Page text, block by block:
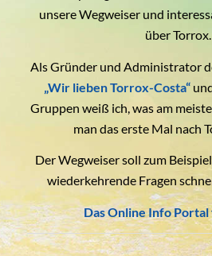
unsere Wegweiser und
über Torrox.
Als Gründer und Administrator
„Wir lieben Torrox-Costa“
Gruppen weiß ich, was am
man das erste Mal nach
Der Wegweiser soll zum
wiederkehrende Fragen
Das Online Info